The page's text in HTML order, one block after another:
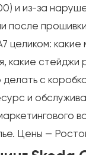
и из-за
после
целиком:
какие стейджи
делать с
и
Цены —